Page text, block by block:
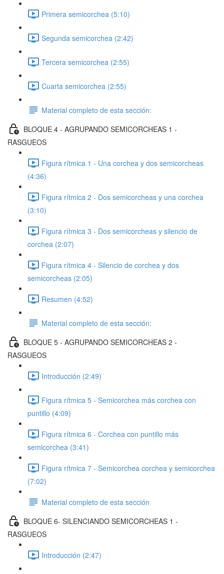
Primera semicorchea (5:10)
Segunda semicorchea (2:42)
Tercera semicorchea (2:55)
Cuarta semicorchea (2:55)
Material completo de esta sección:
BLOQUE 4 - AGRUPANDO SEMICORCHEAS 1 -
RASGUEOS
Figura rítmica 1 - Una corchea y dos semicorcheas
(4:36)
Figura rítmica 2 - Dos semicorcheas y una corchea
(3:10)
Figura rítmica 3 - Dos semicorcheas y silencio de
corchea (2:07)
Figura rítmica 4 - Silencio de corchea y dos
semicorcheas (2:05)
Resumen (4:52)
Material completo de esta sección:
BLOQUE 5 - AGRUPANDO SEMICORCHEAS 2 -
RASGUEOS
Introducción (2:49)
Figura rítmica 5 - Semicorchea más corchea con
puntillo (4:09)
Figura rítmica 6 - Corchea con puntillo más
semicorchea (3:41)
Figura rítmica 7 - Semicorchea corchea y semicorchea
(7:02)
Material completo de esta sección
BLOQUE 6- SILENCIANDO SEMICORCHEAS 1 -
RASGUEOS
Introducción (2:47)